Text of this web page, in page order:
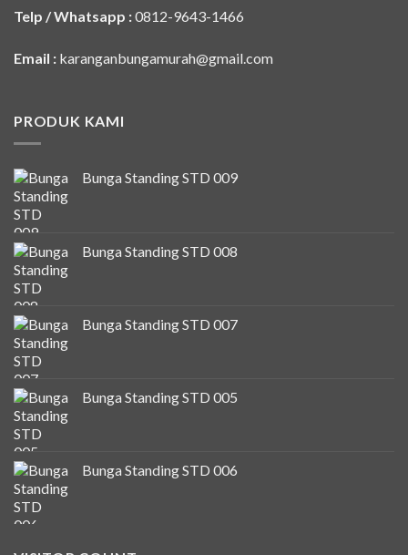
Telp / Whatsapp :0812-9643-1466
Email : karanganbungamurah@gmail.com
PRODUK KAMI
Bunga Standing STD 009
Bunga Standing STD 008
Bunga Standing STD 007
Bunga Standing STD 005
Bunga Standing STD 006